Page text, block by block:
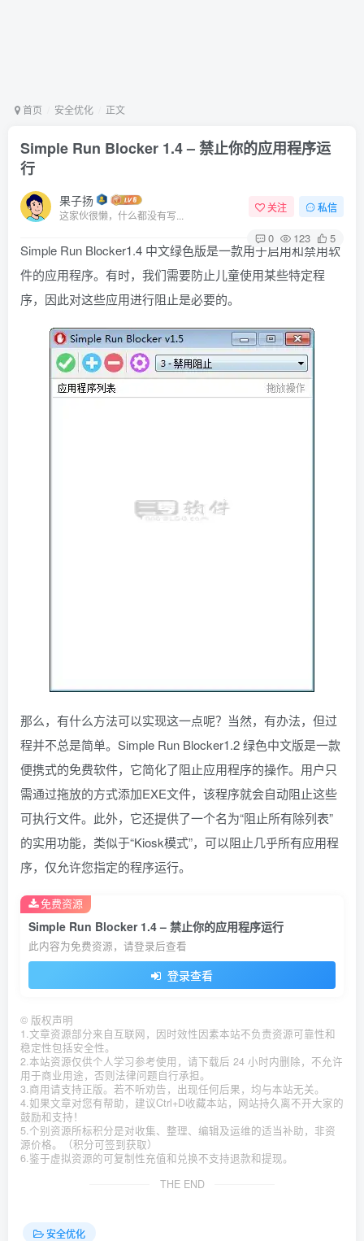
首页 安全优化 正文
Simple Run Blocker 1.4 – 禁止你的应用程序运
行
果子扬
这家伙很懒，什么都没有写...
关注 私信
0 123 5
Simple Run Blocker1.4 中文绿色版是一款用于启用和禁用软
件的应用程序。有时，我们需要防止儿童使用某些特定程
序，因此对这些应用进行阻止是必要的。
那么，有什么方法可以实现这一点呢？当然，有办法，但过
程并不总是简单。Simple Run Blocker1.2 绿色中文版是一款
便携式的免费软件，它简化了阻止应用程序的操作。用户只
需通过拖放的方式添加EXE文件，该程序就会自动阻止这些
可执行文件。此外，它还提供了一个名为“阻止所有除列表”
的实用功能，类似于“Kiosk模式”，可以阻止几乎所有应用程
序，仅允许您指定的程序运行。
Simple Run Blocker 1.4 – 禁止你的应用程序运行
此内容为免费资源，请登录后查看
登录查看
免费资源
© 版权声明
1.文章资源部分来自互联网，因时效性因素本站不负责资源可靠性和
稳定性包括安全性。
2.本站资源仅供个人学习参考使用，请下载后 24 小时内删除，不允许
用于商业用途，否则法律问题自行承担。
3.商用请支持正版。若不听劝告，出现任何后果，均与本站无关。
4.如果文章对您有帮助，建议Ctrl+D收藏本站，网站持久离不开大家的
鼓励和支持！
5.个别资源所标积分是对收集、整理、编辑及运维的适当补助，非资
源价格。（积分可签到获取）
6.鉴于虚拟资源的可复制性充值和兑换不支持退款和提现。
THE END
安全优化